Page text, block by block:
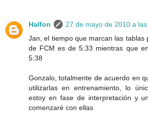
Halfon
27 de mayo de 2010 a
Jan, el tiempo que marcan las tablas
de FCM es de 5:33 mientras que
5:38
Gonzalo, totalmente de acuerdo en
utilizarlas en entrenamiento, lo
estoy en fase de interpretación y
comenzaré con ellas